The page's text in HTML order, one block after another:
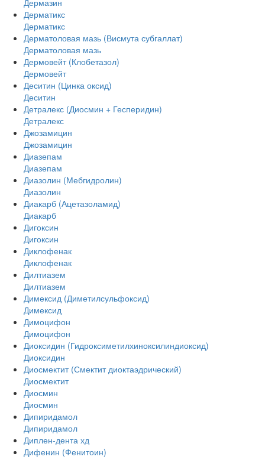
Дермазин
Дерматикс
Дерматикс
Дерматоловая мазь (Висмута субгаллат)
Дерматоловая мазь
Дермовейт (Клобетазол)
Дермовейт
Деситин (Цинка оксид)
Деситин
Детралекс (Диосмин + Гесперидин)
Детралекс
Джозамицин
Джозамицин
Диазепам
Диазепам
Диазолин (Мебгидролин)
Диазолин
Диакарб (Ацетазоламид)
Диакарб
Дигоксин
Дигоксин
Диклофенак
Диклофенак
Дилтиазем
Дилтиазем
Димексид (Диметилсульфоксид)
Димексид
Димоцифон
Димоцифон
Диоксидин (Гидроксиметилхиноксилиндиоксид)
Диоксидин
Диосмектит (Смектит диоктаэдрический)
Диосмектит
Диосмин
Диосмин
Дипиридамол
Дипиридамол
Диплен-дента хд
Дифенин (Фенитоин)